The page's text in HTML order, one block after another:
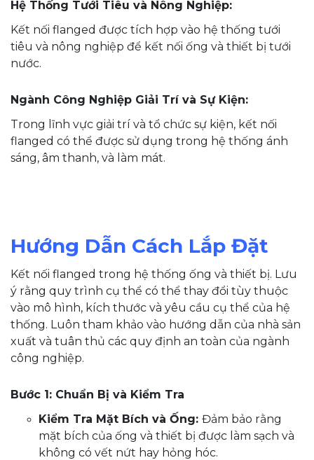
Hệ Thống Tưới Tiêu và Nông Nghiệp:
Kết nối flanged được tích hợp vào hệ thống tưới
tiêu và nông nghiệp để kết nối ống và thiết bị tưới
nước.
Ngành Công Nghiệp Giải Trí và Sự Kiện:
Trong lĩnh vực giải trí và tổ chức sự kiện, kết nối
flanged có thể được sử dụng trong hệ thống ánh
sáng, âm thanh, và làm mát.
Hướng Dẫn Cách Lắp Đặt
Kết nối flanged trong hệ thống ống và thiết bị. Lưu
ý rằng quy trình cụ thể có thể thay đổi tùy thuộc
vào mô hình, kích thước và yêu cầu cụ thể của hệ
thống. Luôn tham khảo vào hướng dẫn của nhà sản
xuất và tuân thủ các quy định an toàn của ngành
công nghiệp.
Bước 1: Chuẩn Bị và Kiểm Tra
Kiểm Tra Mặt Bích và Ống: Đảm bảo rằng
mặt bích của ống và thiết bị được làm sạch và
không có vết nứt hay hỏng hóc.